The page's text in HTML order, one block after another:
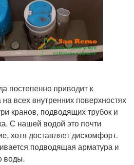
постепенно приводит к
всех внутренних поверхностях
кранов, подводящих трубок и
С нашей водой это почти
хотя доставляет дискомфорт.
подводящая арматура и
воды.